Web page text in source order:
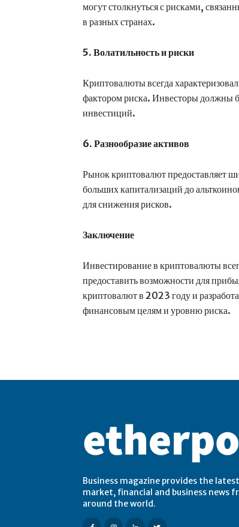
могут столкнуться с рисками,
в разных странах.
5. Волатильность и риски
Криптовалюты всегда
фактором риска. Инвесторы должны
инвестиций.
6. Разнообразие активов
Рынок криптовалют предоставляет
больших капитализаций до
для снижения рисков.
Заключение
Инвестирование в криптовалюты
предоставить возможности для
криптовалют в 2023 году и
финансовым целям и уровню риска.
Business magazine provides the
market, financial and business news
around the world.